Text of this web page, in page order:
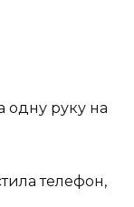
одну руку на
телефон,